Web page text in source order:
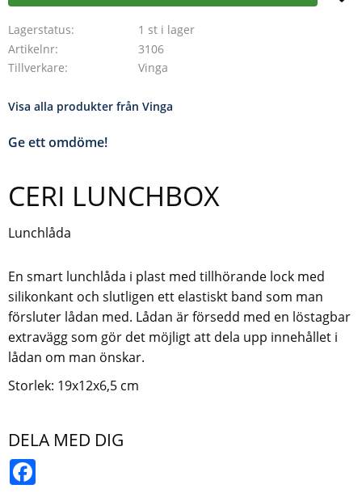
Lagerstatus
1 st i lager
Artikelnr
3106
Tillverkare
Vinga
Visa alla produkter från Vinga
Ge ett omdöme!
CERI LUNCHBOX
Lunchlåda
En smart lunchlåda i plast med tillhörande lock med
silikonkant och slutligen ett elastiskt band som man
försluter lådan med. Lådan är försedd med en löstagbar
extravägg som gör det möjligt att dela upp innehållet i
lådan om man önskar.
Storlek: 19x12x6,5 cm
DELA MED DIG